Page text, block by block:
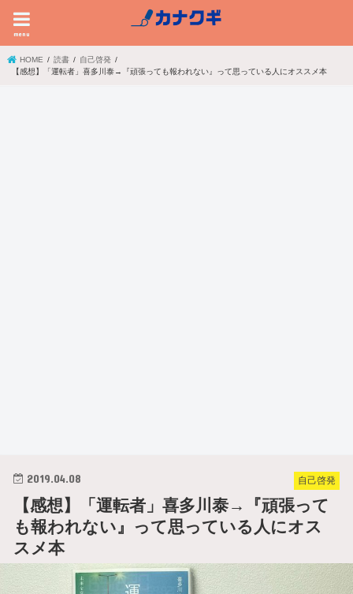
menu
HOME 読書
自己啓発
【感想】「運転者」喜多川泰→『頑張っても報われない』って思っている人にオススメ本
自己啓発
2019.04.08
【感想】「運転者」喜多川泰→『頑張って
も報われない』って思っている人にオス
スメ本